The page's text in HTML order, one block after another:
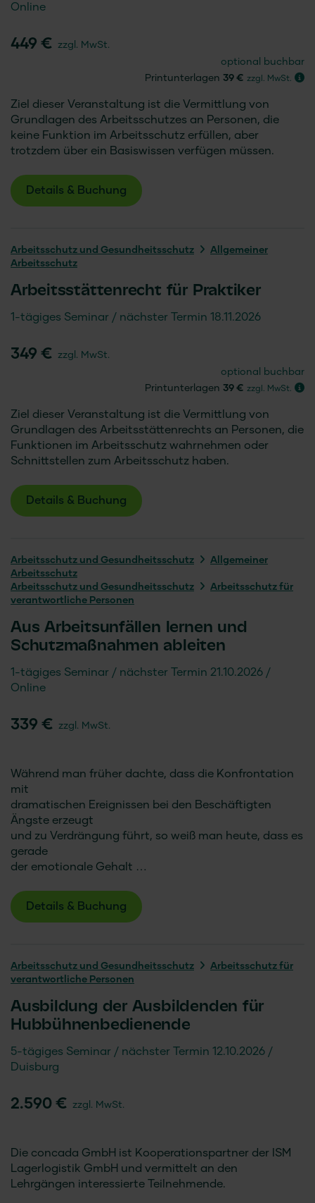
Online
449 € zzgl. MwSt.
optional buchbar
Printunterlagen 39 € zzgl. MwSt.
Ziel dieser Veranstaltung ist die Vermittlung von
Grundlagen des Arbeitsschutzes an Personen, die
keine Funktion im Arbeitsschutz erfüllen, aber
trotzdem über ein Basiswissen verfügen müssen.
Details & Buchung
Arbeitsschutz und Gesundheitsschutz
Allgemeiner
Arbeitsschutz
Arbeitsstättenrecht für Praktiker
1-tägiges Seminar nächster Termin 18.11.2026
349 € zzgl. MwSt.
optional buchbar
Printunterlagen 39 € zzgl. MwSt.
Ziel dieser Veranstaltung ist die Vermittlung von
Grundlagen des Arbeitsstättenrechts an Personen, die
Funktionen im Arbeitsschutz wahrnehmen oder
Schnittstellen zum Arbeitsschutz haben.
Details & Buchung
Arbeitsschutz und Gesundheitsschutz
Allgemeiner
Arbeitsschutz
Arbeitsschutz und Gesundheitsschutz
Arbeitsschutz für
verantwortliche Personen
Aus Arbeitsunfällen lernen und
Schutzmaßnahmen ableiten
1-tägiges Seminar
nächster Termin 21.10.2026
Online
339 € zzgl. MwSt.
Während man früher dachte, dass die Konfrontation
mit
dramatischen Ereignissen bei den Beschäftigten
Ängste erzeugt
und zu Verdrängung führt, so weiß man heute, dass es
gerade
der emotionale Gehalt …
Details & Buchung
Arbeitsschutz und Gesundheitsschutz
Arbeitsschutz für
verantwortliche Personen
Ausbildung der Ausbildenden für
Hubbühnenbedienende
5-tägiges Seminar
nächster Termin 12.10.2026
Duisburg
2.590 € zzgl. MwSt.
Die concada GmbH ist Kooperationspartner der ISM
Lagerlogistik GmbH und vermittelt an den
Lehrgängen interessierte Teilnehmende.